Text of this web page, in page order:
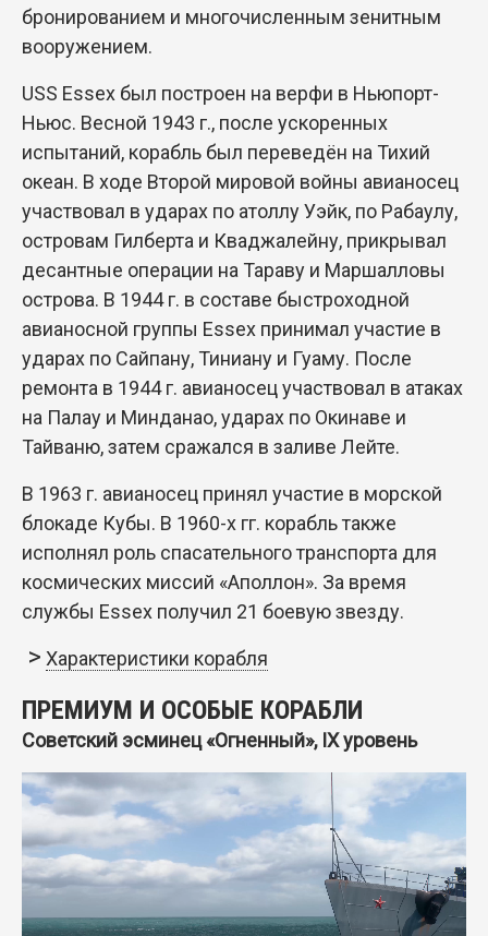
бронированием и многочисленным зенитным
вооружением.
USS Essex был построен на верфи в Ньюпорт-
Ньюс. Весной 1943 г., после ускоренных
испытаний, корабль был переведён на Тихий
океан. В ходе Второй мировой войны авианосец
участвовал в ударах по атоллу Уэйк, по Рабаулу,
островам Гилберта и Кваджалейну, прикрывал
десантные операции на Тараву и Маршалловы
острова. В 1944 г. в составе быстроходной
авианосной группы Essex принимал участие в
ударах по Сайпану, Тиниану и Гуаму. После
ремонта в 1944 г. авианосец участвовал в атаках
на Палау и Минданао, ударах по Окинаве и
Тайваню, затем сражался в заливе Лейте.
В 1963 г. авианосец принял участие в морской
блокаде Кубы. В 1960-х гг. корабль также
исполнял роль спасательного транспорта для
космических миссий «Аполлон». За время
службы Essex получил 21 боевую звезду.
Характеристики корабля
ПРЕМИУМ И ОСОБЫЕ КОРАБЛИ
Советский эсминец «Огненный», IX уровень